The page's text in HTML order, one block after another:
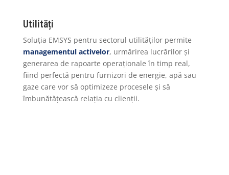
Utilități
Soluția EMSYS pentru sectorul utilităților permite
managementul activelor, urmărirea lucrărilor și
generarea de rapoarte operaționale în timp real,
fiind perfectă pentru furnizori de energie, apă sau
gaze care vor să optimizeze procesele și să
îmbunătățească relația cu clienții.